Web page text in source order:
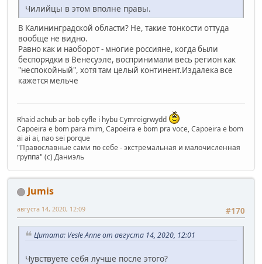
Чилийцы в этом вполне правы.
В Калининградской области? Не, такие тонкости оттуда
вообще не видно.
Равно как и наоборот - многие россияне, когда были
беспорядки в Венесуэле, воспринимали весь регион как
"неспокойный", хотя там целый континент.Издалека все
кажется мельче
Rhaid achub ar bob cyfle i hybu Cymreigrwydd
Capoeira e bom para mim, Capoeira e bom pra voce, Capoeira e bom
ai ai ai, nao sei porque
"Православные сами по себе - экстремальная и малочисленная
группа" (с) Даниэль
Jumis
#170
августа 14, 2020, 12:09
Цитата: Vesle Anne от августа 14, 2020, 12:01
Чувствуете себя лучше после этого?